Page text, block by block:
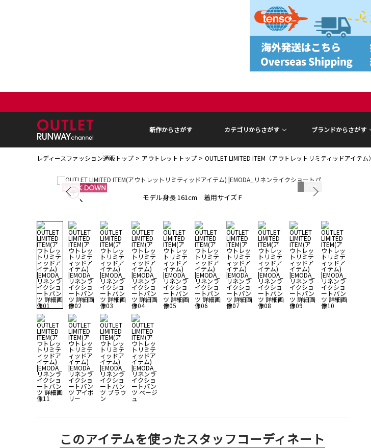
新作からさがす カテゴリからさがす ブランドからさがす
レディースファッション通販トップ アウトレットトップ OUTLET LIMITED ITEM（アウトレットリミティッドアイテム）
モデル身長 161cm 着用サイズ F
1 14
このアイテムを使ったスタッフコーディネート